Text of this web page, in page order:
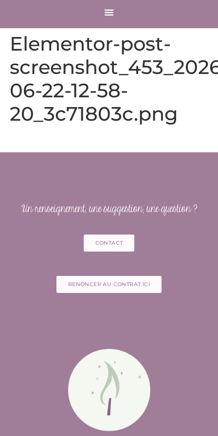
Elementor-post-
06-22-12-58-
20_3c71803c.png
Un renseignement, une suggestion, une question ?
CONTACT
RENONCER AU CONTRAT ICI